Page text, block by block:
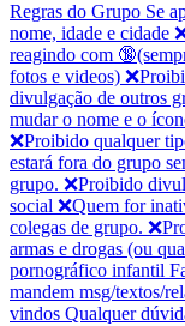
Regras do Grupo Se
nome, idade e cidade
reagindo com
fotos e videos)
divulgação de outros
mudar o nome e o
❌Proibido qualquer
estará fora do grupo
grupo. ❌Proibido
social ❌Quem for
colegas de grupo.
armas e drogas (ou
pornográfico infantil
mandem msg/textos/
vindos Qualquer